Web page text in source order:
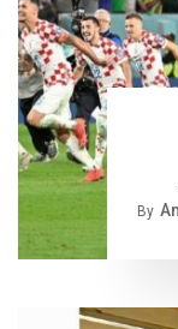
By